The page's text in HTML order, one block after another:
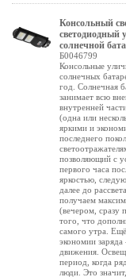
Консольный
светодиодный
солнечной
Б0046799
Консольные
солнечных
год. Солнечная
занимает всю
внутренней
(одна или
яркими и
последнего
позволяющий с
первого часа
яркостью,
далее до
получаем
(вечером, сразу
того, что
самого утра.
экономии заряда
движения.
период, когда
люди. Это